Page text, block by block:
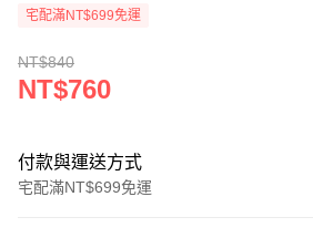
宅配滿NT$699免運
NT$840
NT$760
付款與運送方式
宅配滿NT$699免運